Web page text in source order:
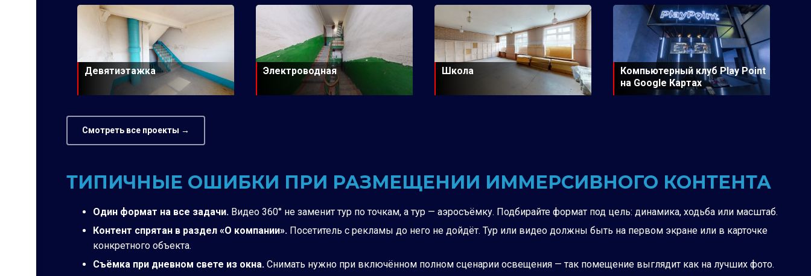
Девятиэтажка Электроводная Школа
Компьютерный клуб Play Point
на Google Картах
Смотреть все проекты →
ТИПИЧНЫЕ ОШИБКИ ПРИ РАЗМЕЩЕНИИ ИММЕРСИВНОГО КОНТЕНТА
Один формат на все задачи. Видео 360° не заменит тур по точкам, а тур — аэросъёмку. Подбирайте формат под цель: динамика, ходьба или масштаб.
Контент спрятан в раздел «О компании». Посетитель с рекламы до него не дойдёт. Тур или видео должны быть на первом экране или в карточке
конкретного объекта.
Съёмка при дневном свете из окна. Снимать нужно при включённом полном сценарии освещения — так помещение выглядит как на лучших фото.